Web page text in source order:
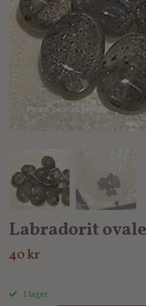
Labradorit
40 kr
I lager.